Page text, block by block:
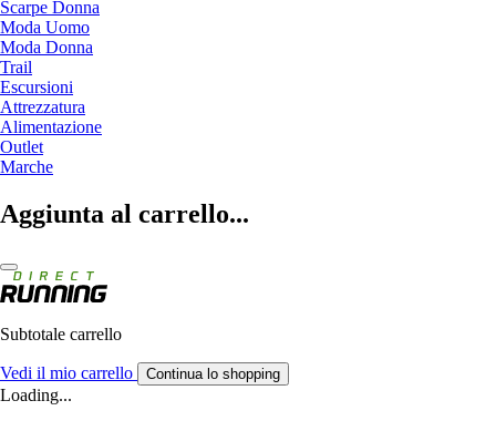
Scarpe Donna
Moda Uomo
Moda Donna
Trail
Escursioni
Attrezzatura
Alimentazione
Outlet
Marche
Aggiunta al carrello...
Subtotale carrello
Vedi il mio carrello Continua lo shopping
Loading...